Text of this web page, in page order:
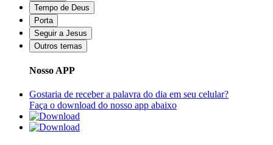
Tempo de Deus
Porta
Seguir a Jesus
Outros temas
Nosso APP
Gostaria de receber a palavra do dia em seu celular?
Faça o download do nosso app abaixo